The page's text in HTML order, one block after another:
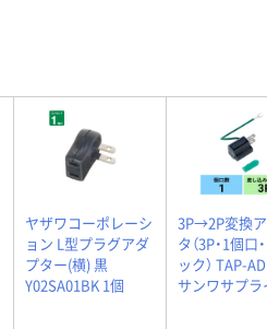
ヤザワコーポレーシ
ョン L型プラグアダ
プター(横) 黒
Y02SA01BK 1個
3P→2P変換
タ（3P・1個口
ック） TAP-
サンワサプラ